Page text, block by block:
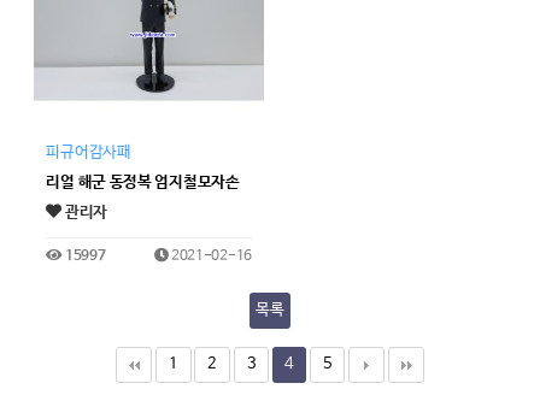
피규어감사패
리얼 해군 동정복 엄지철모자손
관리자
15997 2021-02-16
목록
1 2 3 4 5